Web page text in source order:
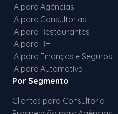
IA para Agências
IA para Consultorias
IA para Restaurantes
IA para RH
IA para Finanças e Seguros
IA para Automotivo
Por Segmento
Clientes para Consultoria